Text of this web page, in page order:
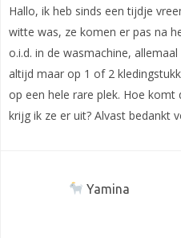
Hallo, ik heb sinds een tijdje
witte was, ze komen er pas na
o.i.d. in de wasmachine,
altijd maar op 1 of 2
op een hele rare plek. Hoe
krijg ik ze er uit? Alvast bedankt
Yamina